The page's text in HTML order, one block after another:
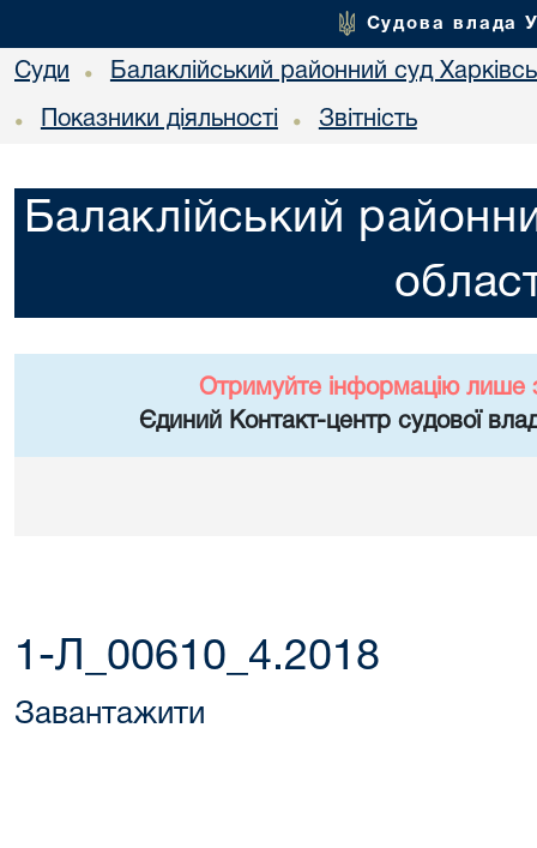
Судова влада
Суди • Балаклійський районний суд
• Показники діяльності • Звітність
Балаклійський
Отримуйте інформацію лише
Єдиний Контакт-центр судової
1-Л_00610_4.2018
Завантажити